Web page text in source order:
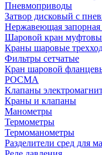
Пневмоприводы
Затвор дисковый с
Нержавеющая
Шаровой кран
Краны шаровые
Фильтры сетчатые
Кран шаровой
РОСМА
Клапаны
Краны и клапаны
Манометры
Термометры
Термоманометры
Разделители сред для